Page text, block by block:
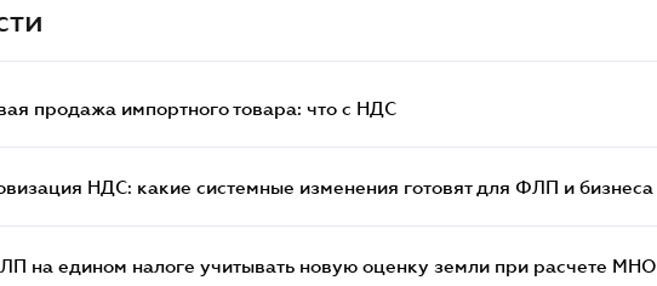
продажа импортного товара: что c НДС
НДС: какие системные изменения готовят для ФЛП и бизнеса
на едином налоге учитывать новую оценку земли при расчете МНО